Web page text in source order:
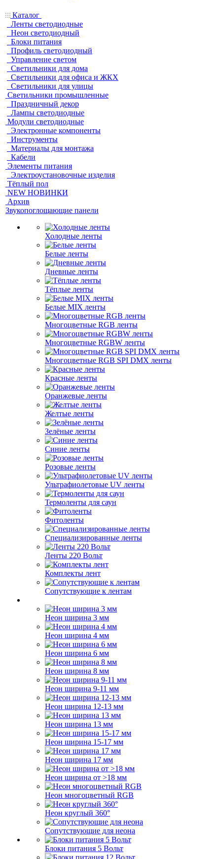
Каталог
Ленты светодиодные
Неон светодиодный
Блоки питания
Профиль светодиодный
Управление светом
Светильники для дома
Светильники для офиса и ЖКХ
Светильники для улицы
Светильники промышленные
Праздничный декор
Лампы светодиодные
Модули светодиодные
Электронные компоненты
Инструменты
Материалы для монтажа
Кабели
Элементы питания
Электроустановочные изделия
Тёплый пол
NEW НОВИНКИ
Архив
Звукопоглощающие панели
Холодные ленты
Белые ленты
Дневные ленты
Тёплые ленты
Белые MIX ленты
Многоцветные RGB ленты
Многоцветные RGBW ленты
Многоцветные RGB SPI DMX ленты
Красные ленты
Оранжевые ленты
Желтые ленты
Зелёные ленты
Синие ленты
Розовые ленты
Ультрафиолетовые UV ленты
Термоленты для саун
Фитоленты
Специализированные ленты
Ленты 220 Вольт
Комплекты лент
Сопутствующие к лентам
Неон ширина 3 мм
Неон ширина 4 мм
Неон ширина 6 мм
Неон ширина 8 мм
Неон ширина 9-11 мм
Неон ширина 12-13 мм
Неон ширина 13 мм
Неон ширина 15-17 мм
Неон ширина 17 мм
Неон ширина от >18 мм
Неон многоцветный RGB
Неон круглый 360°
Сопутствующие для неона
Блоки питания 5 Вольт